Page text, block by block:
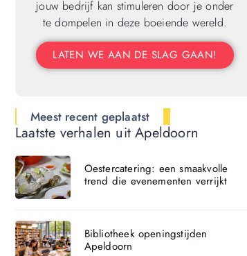
jouw bedrijf kan stimuleren door je onder
te dompelen in deze boeiende wereld.
LATEN WE AAN DE SLAG GAAN!
Meest recent geplaatst
Laatste verhalen uit Apeldoorn
Oestercatering: een smaakvolle
trend die evenementen verrijkt
Bibliotheek openingstijden
Apeldoorn